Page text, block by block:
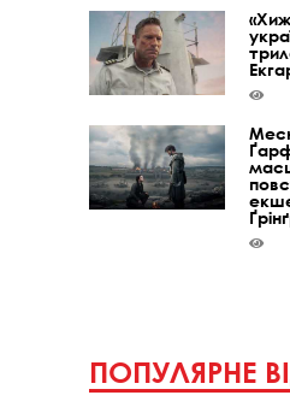
ПОПУЛЯРНЕ